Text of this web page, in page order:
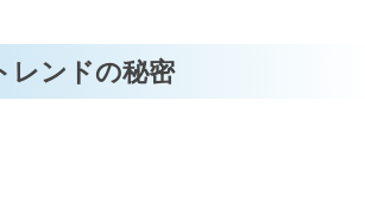
レンドの秘密